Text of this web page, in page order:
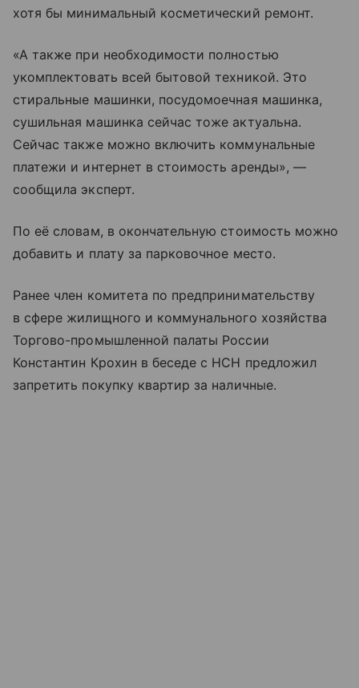
хотя бы минимальный косметический ремонт.
«А также при необходимости полностью
укомплектовать всей бытовой техникой. Это
стиральные машинки, посудомоечная машинка,
сушильная машинка сейчас тоже актуальна.
Сейчас также можно включить коммунальные
платежи и интернет в стоимость аренды», —
сообщила эксперт.
По её словам, в окончательную стоимость можно
добавить и плату за парковочное место.
Ранее член комитета по предпринимательству
в сфере жилищного и коммунального хозяйства
Торгово-промышленной палаты России
Константин Крохин в беседе с НСН предложил
запретить покупку квартир за наличные.